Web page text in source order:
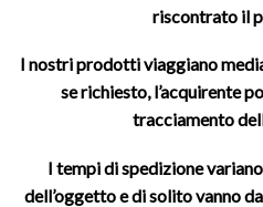
riscontrato il
I nostri prodotti viaggiano
se richiesto, l’acquirente
tracciamento
I tempi di spedizione
dell’oggetto e di solito vanno